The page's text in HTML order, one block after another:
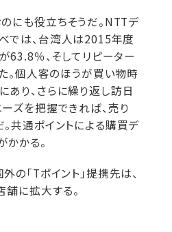
にも役立ちそうだ。NTTデ
では、台湾人は2015年度
％、そしてリピーター
。個人客のほうが買い物時
り、さらに繰り返し訪日
ズを把握できれば、売り
共通ポイントによる購買デ
かる。
の「Tポイント」提携先は、
に拡大する。